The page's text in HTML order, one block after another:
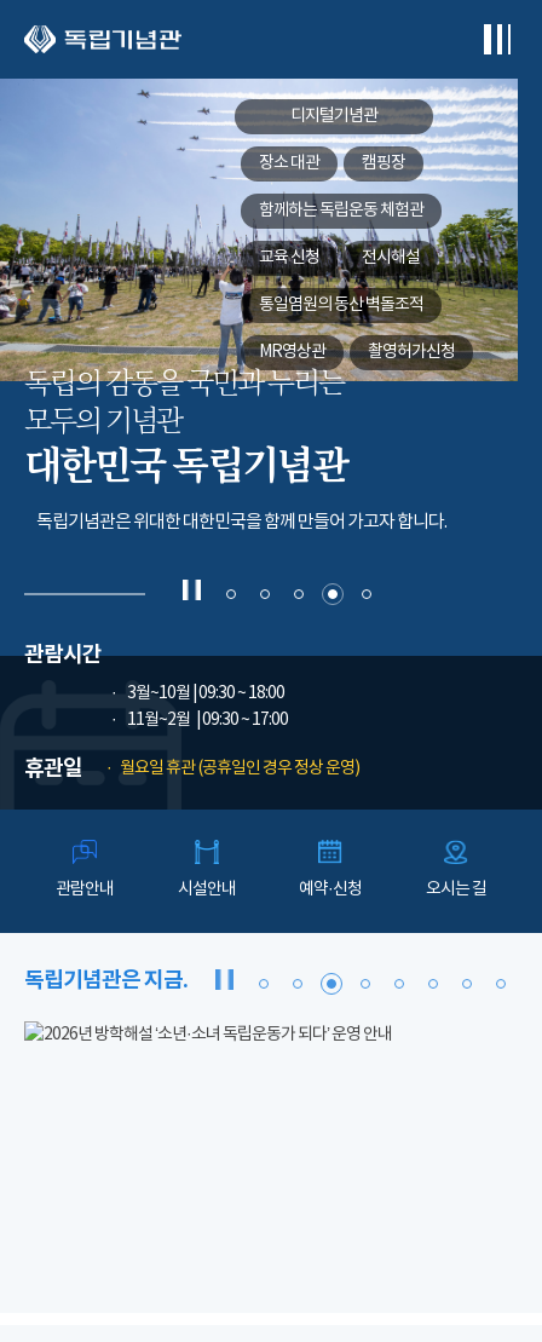
디지털기념관
장소 대관 캠핑장
함께하는독립운동 체험관
교육 신청 전시해설
통일염원의 동산벽돌조적
MR영상관 촬영허가신청
독립의 감동을 국민과 누리는
모두의 기념관
대한민국 독립기념관
독립기념관은 위대한 대한민국을 함께 만들어 가고자 합니다.
관람시간
3월~10월 | 09:30 ~ 18:00
11월~2월
| 09:30 ~ 17:00
휴관일 월요일 휴관 (공휴일인 경우 정상 운영)
관람안내 시설안내 예약·신청 오시는 길
독립기념관은 지금.